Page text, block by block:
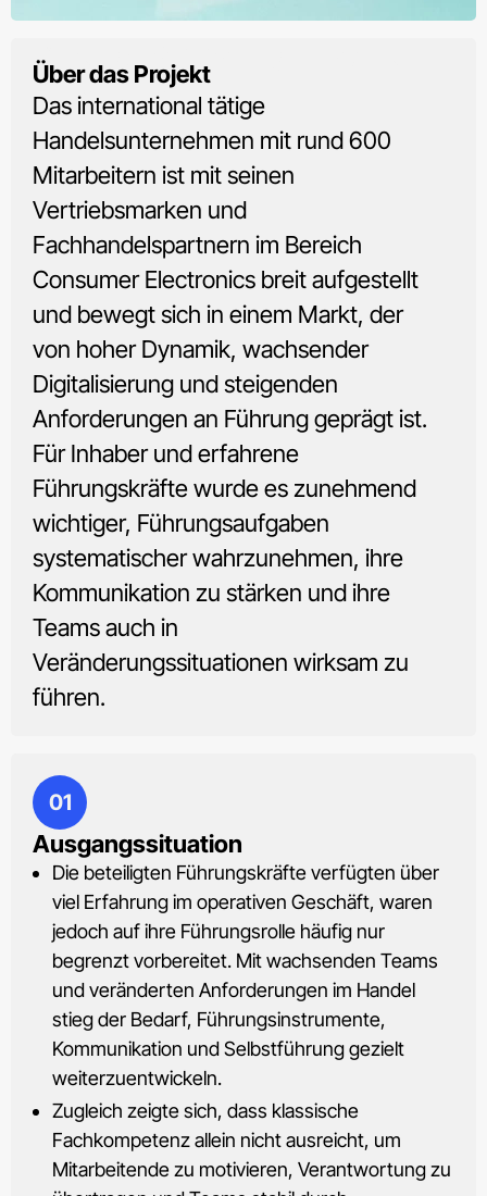
Führungskräftetraining im Fach- und
Einzelhandel
Über das Projekt
Das international tätige
Handelsunternehmen mit rund 600
Mitarbeitern ist mit seinen
Vertriebsmarken und
Fachhandelspartnern im Bereich
Consumer Electronics breit aufgestellt
und bewegt sich in einem Markt, der
von hoher Dynamik, wachsender
Digitalisierung und steigenden
Anforderungen an Führung geprägt ist.
Für Inhaber und erfahrene
Führungskräfte wurde es zunehmend
wichtiger, Führungsaufgaben
systematischer wahrzunehmen, ihre
Kommunikation zu stärken und ihre
Teams auch in
Veränderungssituationen wirksam zu
führen.
01
Ausgangssituation
Die beteiligten Führungskräfte verfügten über
viel Erfahrung im operativen Geschäft, waren
jedoch auf ihre Führungsrolle häufig nur
begrenzt vorbereitet. Mit wachsenden Teams
und veränderten Anforderungen im Handel
stieg der Bedarf, Führungsinstrumente,
Kommunikation und Selbstführung gezielt
weiterzuentwickeln.
Zugleich zeigte sich, dass klassische
Fachkompetenz allein nicht ausreicht, um
Mitarbeitende zu motivieren, Verantwortung zu